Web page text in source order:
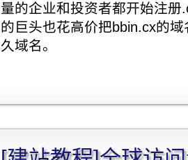
量的企业和投资者都开始注
的巨头也花高价把bbin.cx的
久域名。